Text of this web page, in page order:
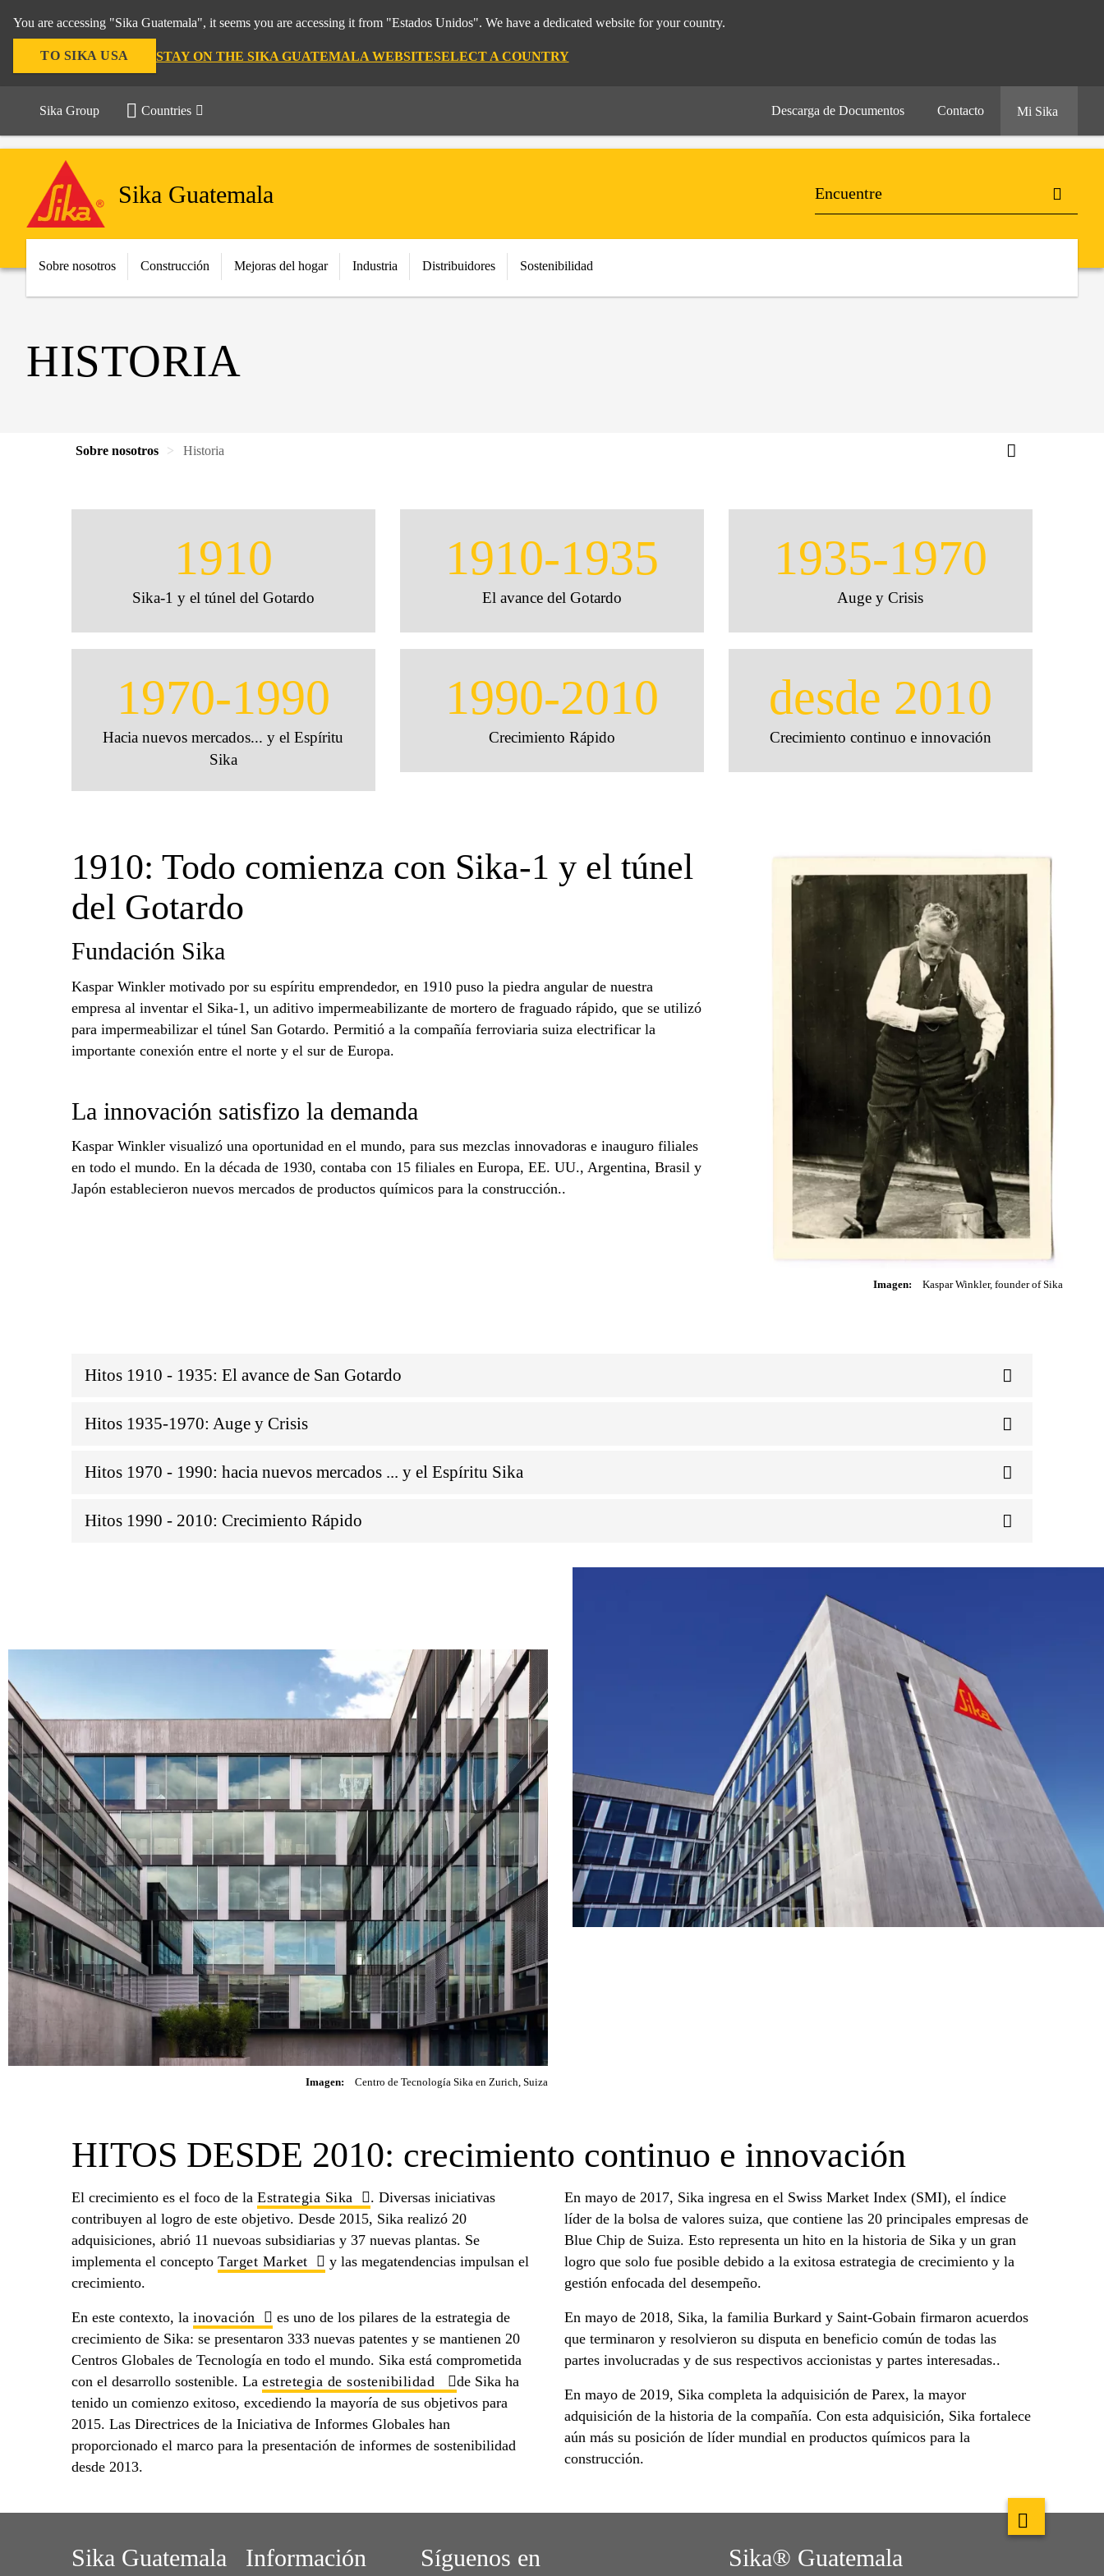
You are accessing "Sika Guatemala", it seems you are accessing it from "Estados Unidos". We have a dedicated website for your country.
TO SIKA USA STAY ON THE SIKA GUATEMALA WEBSITESELECT A COUNTRY
Sika Group Countries Descarga de Documentos Contacto Mi Sika
Sika Guatemala
Sobre nosotros Construcción Mejoras del hogar Industria Distribuidores Sostenibilidad
HISTORIA
Sobre nosotros Historia
1910
Sika-1 y el túnel del Gotardo
1910-1935
El avance del Gotardo
1935-1970
Auge y Crisis
1970-1990
Hacia nuevos mercados... y el Espíritu
Sika
1990-2010
Crecimiento Rápido
desde 2010
Crecimiento continuo e innovación
1910: Todo comienza con Sika-1 y el túnel
del Gotardo
Fundación Sika
Kaspar Winkler motivado por su espíritu emprendedor, en 1910 puso la piedra angular de nuestra
empresa al inventar el Sika-1, un aditivo impermeabilizante de mortero de fraguado rápido, que se utilizó
para impermeabilizar el túnel San Gotardo. Permitió a la compañía ferroviaria suiza electrificar la
importante conexión entre el norte y el sur de Europa.
La innovación satisfizo la demanda
Kaspar Winkler visualizó una oportunidad en el mundo, para sus mezclas innovadoras e inauguro filiales
en todo el mundo. En la década de 1930, contaba con 15 filiales en Europa, EE. UU., Argentina, Brasil y
Japón establecieron nuevos mercados de productos químicos para la construcción..
Imagen: Kaspar Winkler, founder of Sika
Hitos 1910 - 1935: El avance de San Gotardo
Hitos 1935-1970: Auge y Crisis
Hitos 1970 - 1990: hacia nuevos mercados ... y el Espíritu Sika
Hitos 1990 - 2010: Crecimiento Rápido
Imagen: Centro de Tecnología Sika en Zurich, Suiza
HITOS DESDE 2010: crecimiento continuo e innovación
El crecimiento es el foco de la Estrategia Sika
. Diversas iniciativas
contribuyen al logro de este objetivo. Desde 2015, Sika realizó 20
adquisiciones, abrió 11 nuevoas subsidiarias y 37 nuevas plantas. Se
implementa el concepto Target Market
y las megatendencias impulsan el
crecimiento.
En este contexto, la inovación
es uno de los pilares de la estrategia de
crecimiento de Sika: se presentaron 333 nuevas patentes y se mantienen 20
Centros Globales de Tecnología en todo el mundo. Sika está comprometida
con el desarrollo sostenible. La estretegia de sostenibilidad
de Sika ha
tenido un comienzo exitoso, excediendo la mayoría de sus objetivos para
2015. Las Directrices de la Iniciativa de Informes Globales han
proporcionado el marco para la presentación de informes de sostenibilidad
desde 2013.
En mayo de 2017, Sika ingresa en el Swiss Market Index (SMI), el índice
líder de la bolsa de valores suiza, que contiene las 20 principales empresas de
Blue Chip de Suiza. Esto representa un hito en la historia de Sika y un gran
logro que solo fue posible debido a la exitosa estrategia de crecimiento y la
gestión enfocada del desempeño.
En mayo de 2018, Sika, la familia Burkard y Saint-Gobain firmaron acuerdos
que terminaron y resolvieron su disputa en beneficio común de todas las
partes involucradas y de sus respectivos accionistas y partes interesadas..
En mayo de 2019, Sika completa la adquisición de Parex, la mayor
adquisición de la historia de la compañía. Con esta adquisición, Sika fortalece
aún más su posición de líder mundial en productos químicos para la
construcción.
Sika Guatemala Información Síguenos en Sika® Guatemala